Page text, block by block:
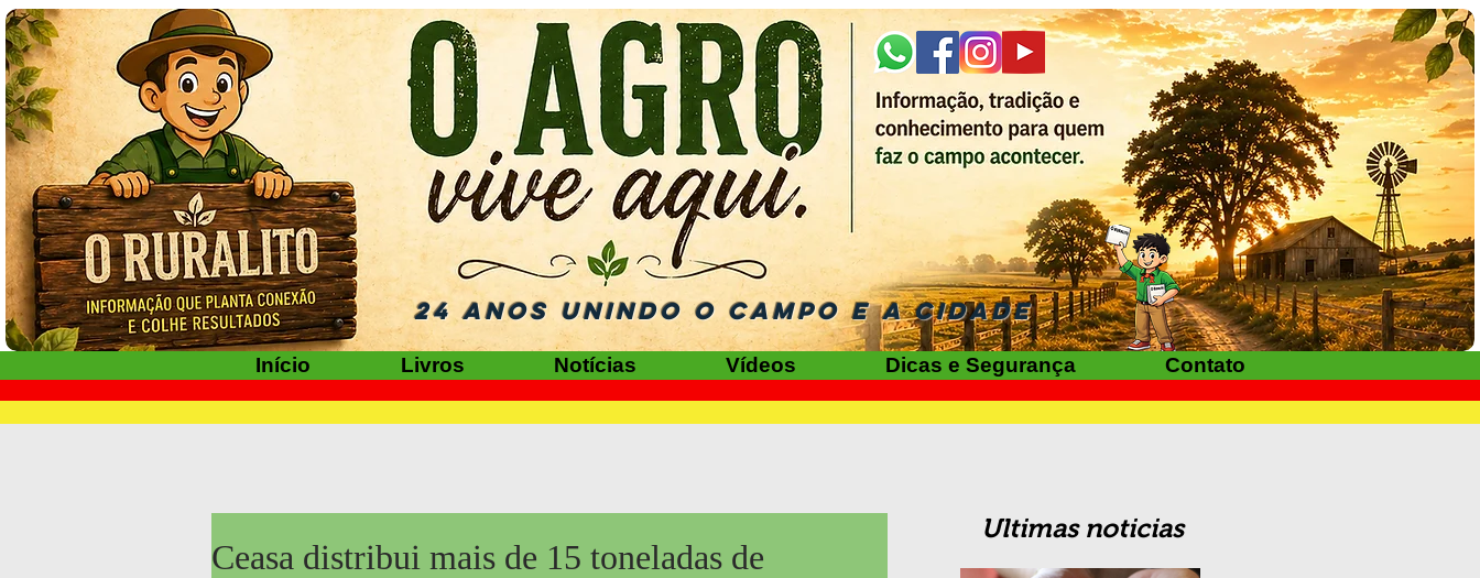
Início Livros Notícias Vídeos Dicas e Segurança Contato
24 ANOS UNINDO O CAMPO E A CIDADE
Ceasa distribui mais de 15 toneladas de
Ultimas noticias